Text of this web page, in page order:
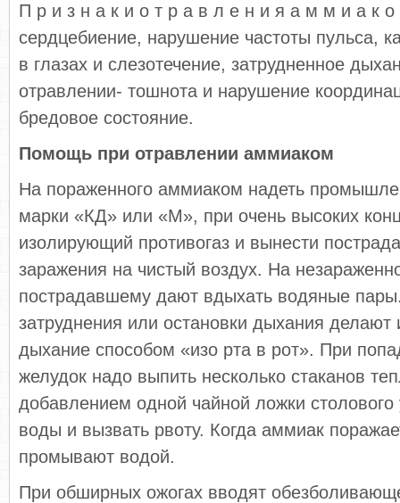
П р и з н а к и о т р а в л е н и я а м м и а к
сердцебиение, нарушение частоты пульса,
в глазах и слезотечение, затрудненное
отравлении- тошнота и нарушение
бредовое состояние.
Помощь при отравлении аммиаком
На пораженного аммиаком надеть
марки «КД» или «М», при очень высоких
изолирующий противогаз и вынести
заражения на чистый воздух. На
пострадавшему дают вдыхать водяные
затруднения или остановки дыхания делают
дыхание способом «изо рта в рот». При
желудок надо выпить несколько стаканов
добавлением одной чайной ложки столового
воды и вызвать рвоту. Когда аммиак
промывают водой.
При обширных ожогах вводят